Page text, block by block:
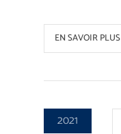
EN SAVOIR PLUS
2021